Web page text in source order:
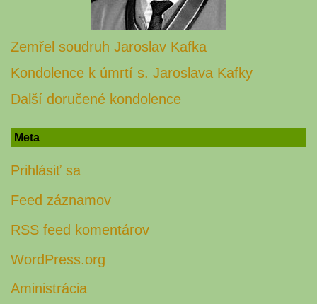
Zemřel soudruh Jaroslav Kafka
Kondolence k úmrtí s. Jaroslava Kafky
Další doručené kondolence
Meta
Prihlásiť sa
Feed záznamov
RSS feed komentárov
WordPress.org
Aministrácia